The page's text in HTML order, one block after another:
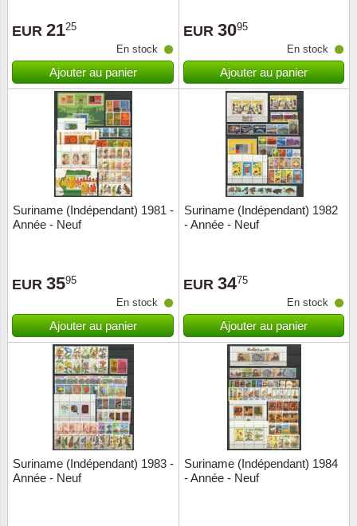
EUR 2125
En stock
Ajouter au panier
EUR 3095
En stock
Ajouter au panier
Suriname (Indépendant) 1981 -
Année - Neuf
EUR 3595
En stock
Ajouter au panier
Suriname (Indépendant) 1982
- Année - Neuf
EUR 3475
En stock
Ajouter au panier
Suriname (Indépendant) 1983 -
Année - Neuf
Suriname (Indépendant) 1984
- Année - Neuf